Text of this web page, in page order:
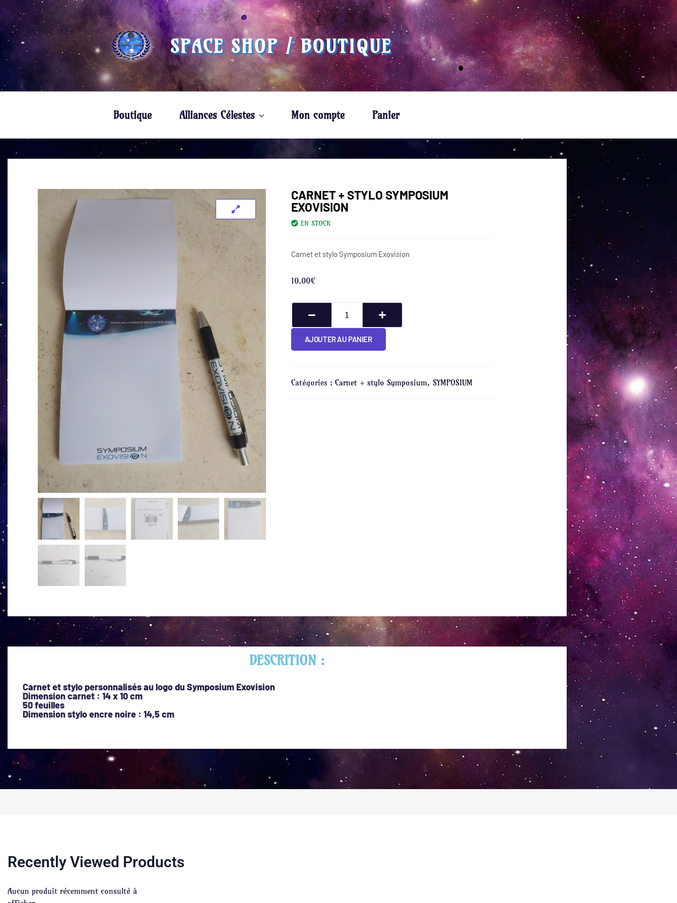
SPACE SHOP / BOUTIQUE
Boutique Alliances Célestes Mon compte Panier
CARNET + STYLO SYMPOSIUM
EXOVISION
EN STOCK
Carnet et stylo Symposium Exovision
10.00€
AJOUTER AU PANIER
Catégories : Carnet + stylo Symposium, SYMPOSIUM
DESCRITION :
Carnet et stylo personnalisés au logo du Symposium Exovision
Dimension carnet : 14 x 10 cm
50 feuilles
Dimension stylo encre noire : 14,5 cm
Recently Viewed Products
Aucun produit récemment consulté à